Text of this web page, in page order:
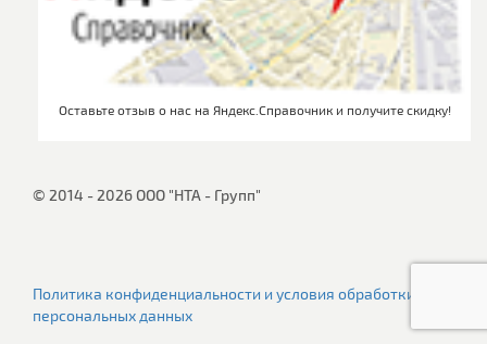
Оставьте отзыв о нас на Яндекс.Справочник и получите скидку!
© 2014 - 2026 ООО "НТА - Групп"
Политика конфиденциальности и условия обработки
персональных данных